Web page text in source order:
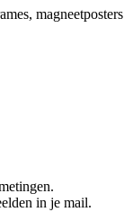
magneetposters
in je mail.